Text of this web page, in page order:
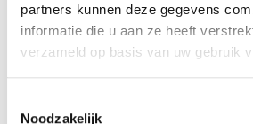
partners kunnen deze gegevens
informatie die u aan ze heeft
verzameld op basis van uw gebruik
Noodzakelijk
MAMA
SCHOLEN